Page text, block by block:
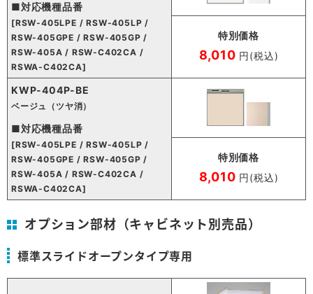
■対応機種品番
[RSW-405LPE / RSW-405LP /
RSW-405GPE / RSW-405GP /
RSW-405A / RSW-C402CA /
RSWA-C402CA]
特別価格
8,010 円(税込)
KWP-404P-BE
ベージュ（ツヤ消）
■対応機種品番
[RSW-405LPE / RSW-405LP /
RSW-405GPE / RSW-405GP /
RSW-405A / RSW-C402CA /
RSWA-C402CA]
特別価格
8,010 円(税込)
オプション部材（キャビネット別売品）
標準スライドオープンタイプ専用